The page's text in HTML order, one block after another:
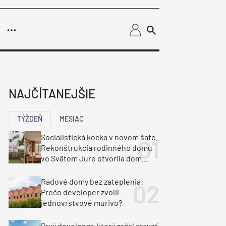
budov
Vykurovanie
Klimatizácia a vetranie
Summit
Milan Murcka
NAJČÍTANEJŠIE
TÝŽDEŇ MESIAC
Socialistická kocka v novom šate.
Rekonštrukcia rodinného domu
vo Svätom Jure otvorila dom
Radové domy bez zateplenia:
Prečo developer zvolil
jednovrstvové murivo?